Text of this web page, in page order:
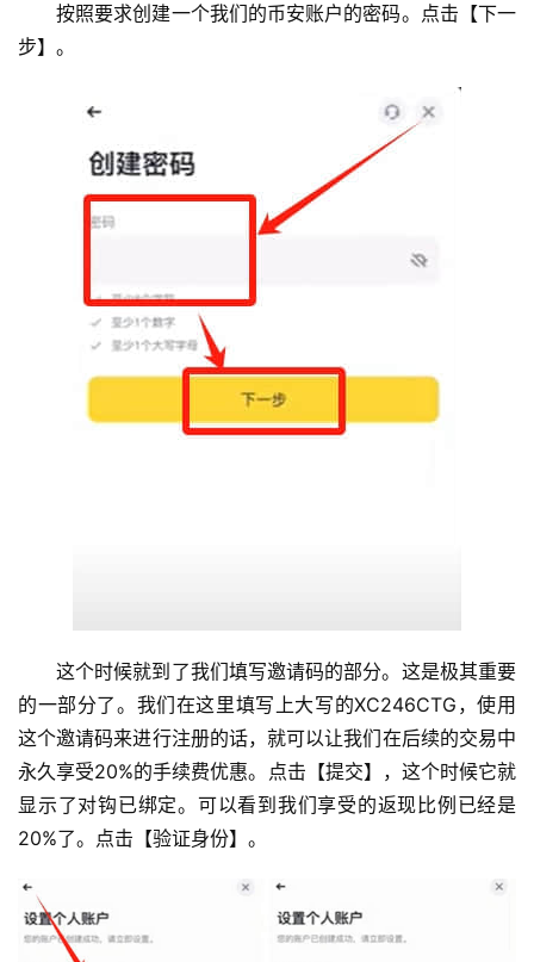
按照要求创建一个我们的币安账户的密码。点击【下一
步】。
这个时候就到了我们填写邀请码的部分。这是极其重要
的一部分了。我们在这里填写上大写的XC246CTG，使用
这个邀请码来进行注册的话，就可以让我们在后续的交易中
永久享受20%的手续费优惠。点击【提交】，这个时候它就
显示了对钩已绑定。可以看到我们享受的返现比例已经是
20%了。点击【验证身份】。